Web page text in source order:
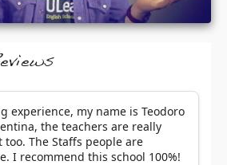
experience, my name is Teodoro
the teachers are really
The Staffs people are
I recommend this school 100%!